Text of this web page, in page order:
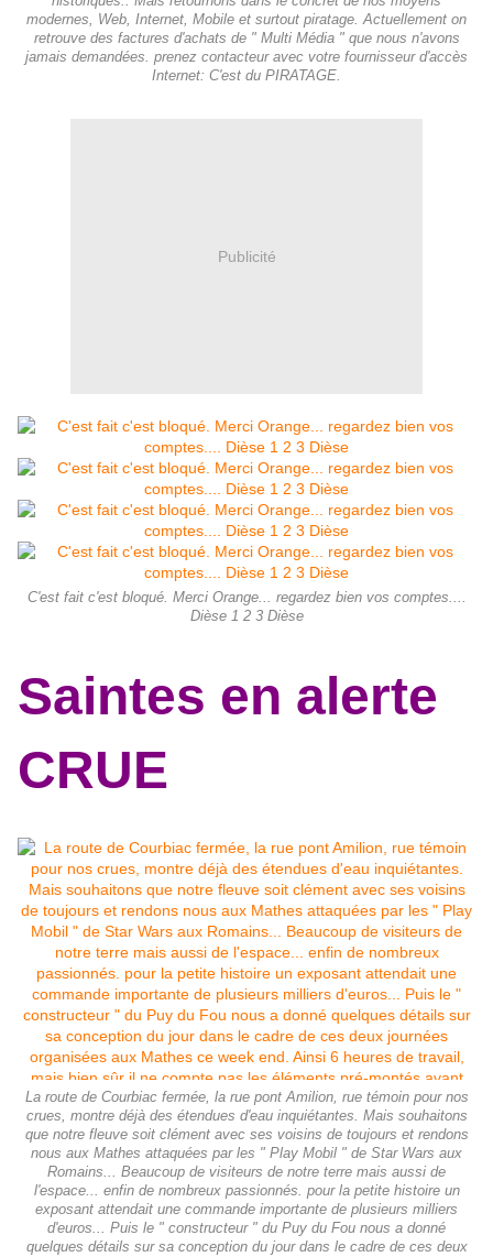
modernes, Web, Internet, Mobile et surtout piratage. Actuellement on
retrouve des factures d'achats de " Multi Média " que nous n'avons
jamais demandées. prenez contacteur avec votre fournisseur d'accès
Internet: C'est du PIRATAGE.
Publicité
C'est fait c'est bloqué. Merci Orange... regardez bien vos comptes....
Dièse 1 2 3 Dièse
Saintes en alerte
CRUE
La route de Courbiac fermée, la rue pont Amilion, rue témoin pour nos
crues, montre déjà des étendues d'eau inquiétantes. Mais souhaitons
que notre fleuve soit clément avec ses voisins de toujours et rendons
nous aux Mathes attaquées par les " Play Mobil " de Star Wars aux
Romains... Beaucoup de visiteurs de notre terre mais aussi de
l'espace... enfin de nombreux passionnés. pour la petite histoire un
exposant attendait une commande importante de plusieurs milliers
d'euros... Puis le " constructeur " du Puy du Fou nous a donné
quelques détails sur sa conception du jour dans le cadre de ces deux